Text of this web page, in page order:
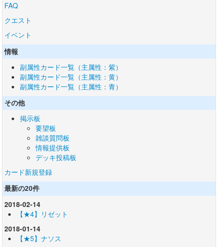
FAQ
クエスト
イベント
情報
副属性カード一覧（主属性：紫）
副属性カード一覧（主属性：黄）
副属性カード一覧（主属性：青）
その他
掲示板
要望板
雑談質問板
情報提供板
デッキ投稿板
カード新規登録
最新の20件
2018-02-14
【★4】リゼット
2018-01-14
【★5】ナソス